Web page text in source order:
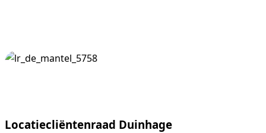
Locatiecliëntenraad Duinhage